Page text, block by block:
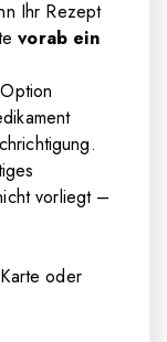
Ihr Rezept
vorab ein
vorliegt –
oder